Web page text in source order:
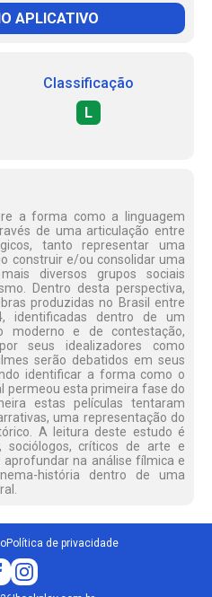
APLICATIVO
Classificação
L
a forma como a linguagem
de uma articulação entre
tanto representar uma
construir e/ou consolidar uma
diversos grupos sociais
Dentro desta perspectiva,
produzidas no Brasil entre
identificadas dentro de um
moderno e de contestação,
seus idealizadores como
serão debatidos em seus
identificar a forma como o
permeou esta primeira fase do
estas películas tentaram
uma representação do
A leitura deste estudo é
sociólogos, críticos de arte e
na análise fílmica e
história dentro de uma
Política de privacidade